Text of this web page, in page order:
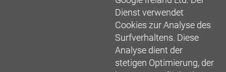
Dienst verwendet
Cookies zur Analyse des
Surfverhaltens. Diese
Analyse dient der
stetigen Optimierung, der